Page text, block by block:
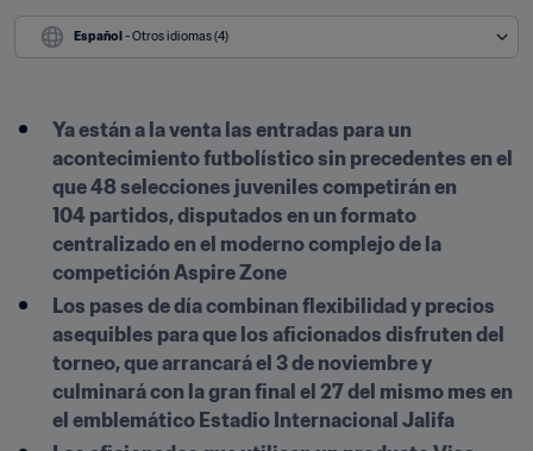
Español - Otros idiomas (4)
Ya están a la venta las entradas para un
acontecimiento futbolístico sin precedentes en el
que 48 selecciones juveniles competirán en
104 partidos, disputados en un formato
centralizado en el moderno complejo de la
competición Aspire Zone
Los pases de día combinan flexibilidad y precios
asequibles para que los aficionados disfruten del
torneo, que arrancará el 3 de noviembre y
culminará con la gran final el 27 del mismo mes en
el emblemático Estadio Internacional Jalifa